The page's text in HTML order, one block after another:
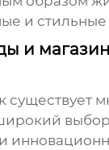
и
и
существует